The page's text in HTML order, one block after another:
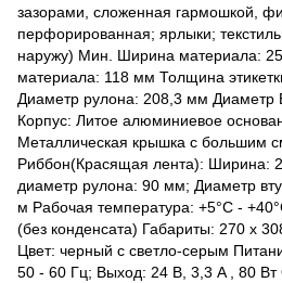
зазорами, сложенная гармошкой,
перфорированная; ярлыки;
наружу) Мин. Ширина материала:
материала: 118 мм Толщина
Диаметр рулона: 208,3 мм Диаметр
Корпус: Литое алюминиевое
Металлическая крышка с большим
Риббон(Красящая лента): Ширина:
диаметр рулона: 90 мм; Диаметр
м Рабочая температура: +5°C -
(без конденсата) Габариты: 270 x
Цвет: черный с светло-серым
50 - 60 Гц; Выход: 24 В, 3,3 A , 80